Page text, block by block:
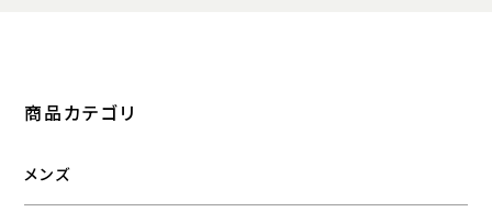
商品カテゴリ
メンズ